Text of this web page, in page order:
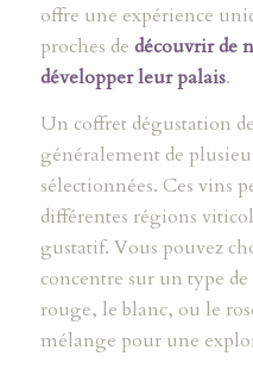
offre une expérience
proches de découvrir de
développer leur palais.
Un coffret dégustation
généralement de
sélectionnées. Ces vins
différentes régions
gustatif. Vous pouvez
concentre sur un type
rouge, le blanc, ou le
mélange pour une